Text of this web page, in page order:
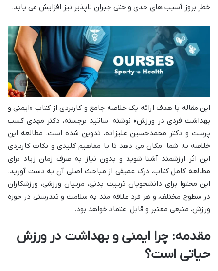
خطر بروز آسیب های جدی و حتی جبران ناپذیر نیز افزایش می یابد.
این مقاله با هدف ارائه یک خلاصه جامع و کاربردی از کتاب «ایمنی و
بهداشت فردی در ورزش» نوشته اساتید برجسته، دکتر مهدی کسب
پرست و دکتر محمدحسین علیزاده، تدوین شده است. مطالعه این
خلاصه به شما امکان می دهد تا با مفاهیم کلیدی و نکات کاربردی
این اثر ارزشمند آشنا شوید و بدون نیاز به صرف زمان زیاد برای
مطالعه کامل کتاب، درک عمیقی از مباحث اصلی آن به دست آورید.
این محتوا برای دانشجویان تربیت بدنی، مربیان ورزشی، ورزشکاران
در سطوح مختلف، و هر فرد علاقه مند به سلامت و تندرستی در حوزه
ورزش، منبعی معتبر و قابل اعتماد خواهد بود.
مقدمه: چرا ایمنی و بهداشت در ورزش
حیاتی است؟